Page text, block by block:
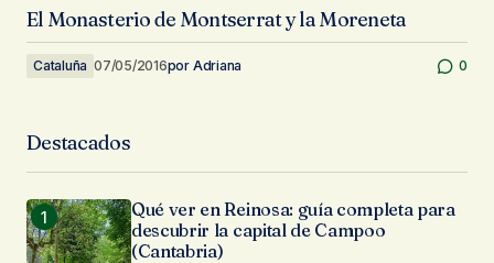
El Monasterio de Montserrat y la Moreneta
Cataluña 07/05/2016por Adriana 0
Destacados
Qué ver en Reinosa: guía completa para
descubrir la capital de Campoo
(Cantabria)